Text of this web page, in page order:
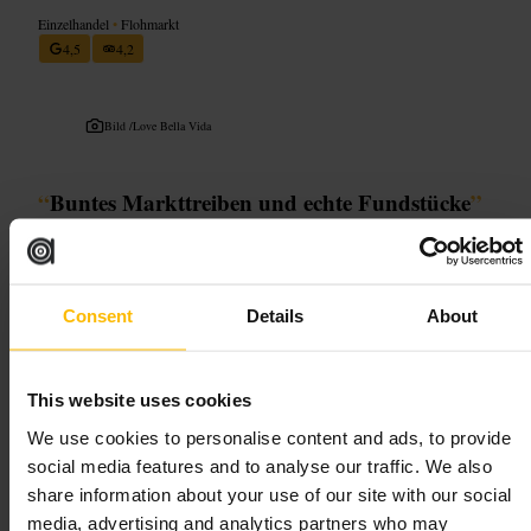
Consent Details About
This website uses cookies
We use cookies to personalise content and ads, to provide
social media features and to analyse our traffic. We also
share information about your use of our site with our social
media, advertising and analytics partners who may
Einzelhandel • Flohmarkt
4,5
4,2
Bild /Love Bella Vida
“Buntes Markttreiben und echte Fundstücke”
#Flohmarkt #PortobelloRoad
Was Sie erwartet
Stöbern zwischen Möbeln, Schmuck und Sammlerstücken. Vintage-
Kleidung mischt sich mit gebrauchten Büchern und Kuriositäten. An